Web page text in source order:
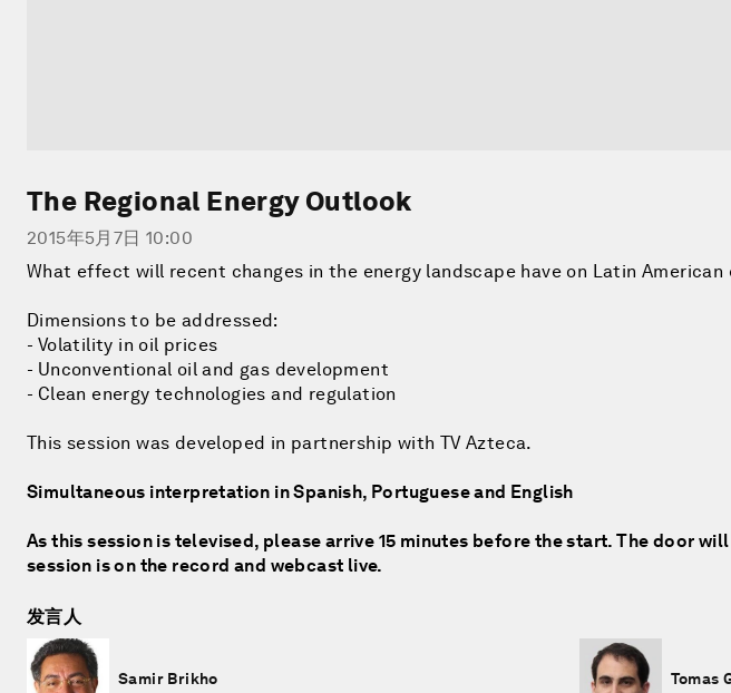
The Regional Energy Outlook
2015年5月7日 10:00
What effect will recent changes in the energy landscape have on Latin American
Dimensions to be addressed:
- Volatility in oil prices
- Unconventional oil and gas development
- Clean energy technologies and regulation
This session was developed in partnership with TV Azteca.
Simultaneous interpretation in Spanish, Portuguese and English
As this session is televised, please arrive 15 minutes before the start. The door
session is on the record and webcast live.
发言人
Samir Brikho
Tomas